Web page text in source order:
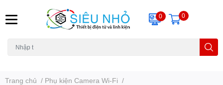
0 0
Trang chủ / Phụ kiện Camera Wi-Fi /